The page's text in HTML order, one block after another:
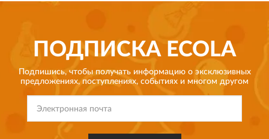
ПОДПИСКАECOLA
Подпишись, чтобы получать информацию о эксклюзивных
предложениях, поступлениях, событиях и многом другом